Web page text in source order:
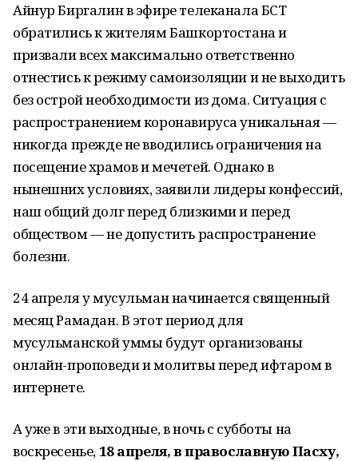
Айнур Биргалин в эфире телеканала БСТ
обратились к жителям Башкортостана и
призвали всех максимально ответственно
отнестись к режиму самоизоляции и не выходить
без острой необходимости из дома. Ситуация с
распространением коронавируса уникальная —
никогда прежде не вводились ограничения на
посещение храмов и мечетей. Однако в
нынешних условиях, заявили лидеры конфессий,
наш общий долг перед близкими и перед
обществом — не допустить распространение
болезни.
24 апреля у мусульман начинается священный
месяц Рамадан. В этот период для
мусульманской уммы будут организованы
онлайн-проповеди и молитвы перед ифтаром в
интернете.
А уже в эти выходные, в ночь с субботы на
воскресенье, 18 апреля, в православную Пасху,